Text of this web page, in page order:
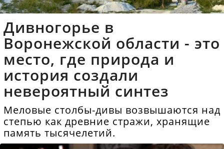
Дивногорье в
Воронежской области - это
место, где природа и
история создали
невероятный синтез
Меловые столбы-дивы возвышаются над
степью как древние стражи, хранящие
память тысячелетий.